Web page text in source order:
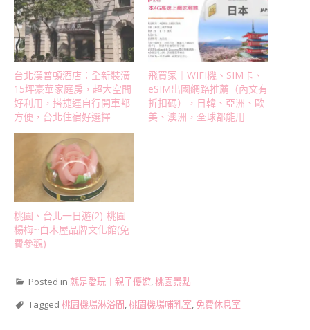
台北漢普頓酒店：全新裝潢
15坪豪華家庭房，超大空間
好利用，搭捷運自行開車都
方便，台北住宿好選擇
飛買家︱WIFI機、SIM卡、
eSIM出國網路推薦（內文有
折扣碼），日韓、亞洲、歐
美、澳洲，全球都能用
桃園、台北一日遊(2)-桃園
楊梅~白木屋品牌文化館(免
費參觀)
Posted in 就是愛玩︱親子優遊,桃園景點
Tagged 桃園機場淋浴間,桃園機場哺乳室, 免費休息室